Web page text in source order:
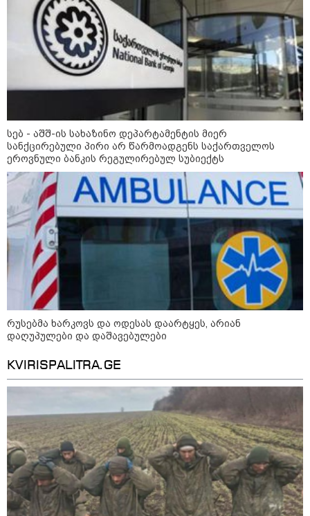
მონახულების შესაძლებლობა
ახლავე მოგცეთ“ - თბილისის
ახალი ზოოპარკი სატესტო
რეჟიმში იხსნება
რა არის ცნობილი,
საქართველოში დაფუძნებულ
კრიპტოკომპანიაზე, რომელიც
აშშ-ს სახაზინო დეპარტამენტმა
დაასანქცირა
აზერბაიჯანის რკინიგზა ბაქო-
თბილისი-ბაქოს საერთაშორისო
მარშრუტზე ბილეთების გაყიდვის
პერიოდს ახანგრძლივებს
კონფლიქტები
სებ - აშშ-ის სახაზინო დეპარტამენტის მიერ
სანქცირებული პირი არ წარმოადგენს საქართველოს
ეროვნული ბანკის რეგულირებულ სუბიექტს
რუსებმა ხარკოვს და ოდესას დაარტყეს, არიან
დაღუპულები და დაშავებულები
KVIRISPALITRA.GE